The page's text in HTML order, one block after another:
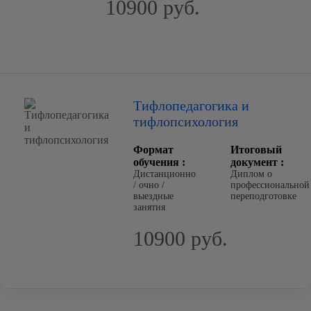
10900 руб.
Тифлопедагогика и
тифлопсихология
Формат
обучения :
Дистанционно
/ очно /
выездные
занятия
Итоговый
документ :
Диплом о
профессиональной
переподготовке
10900 руб.